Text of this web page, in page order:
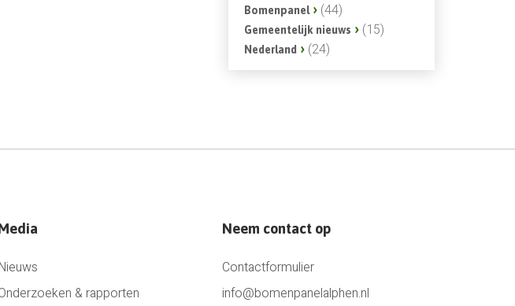
Bomenpanel (44)
Gemeentelijk nieuws (15)
Nederland (24)
Nieuws
& rapporten
Neem contact op
Contactformulier
info@bomenpanelalphen.nl